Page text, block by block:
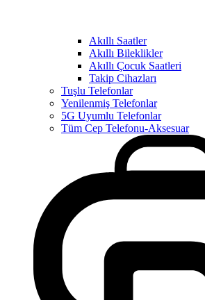
Akıllı Saatler
Akıllı Bileklikler
Akıllı Çocuk Saatleri
Takip Cihazları
Tuşlu Telefonlar
Yenilenmiş Telefonlar
5G Uyumlu Telefonlar
Tüm Cep Telefonu-Aksesuar